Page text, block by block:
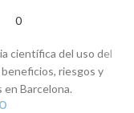
0
científica del uso del
riesgos y
en Barcelona.